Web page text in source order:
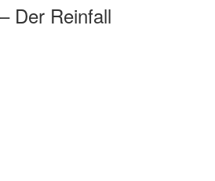
Der Reinfall